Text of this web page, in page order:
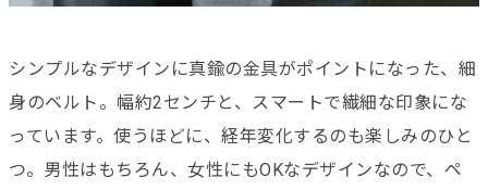
シンプルなデザインに真鍮の金具がポイントになった、細
身のベルト。幅約2センチと、スマートで繊細な印象にな
っています。使うほどに、経年変化するのも楽しみのひと
つ。男性はもちろん、女性にもOKなデザインなので、ペ